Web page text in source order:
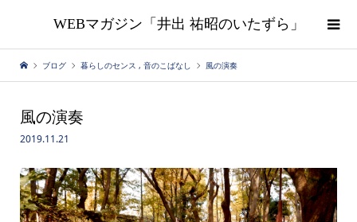
WEBマガジン「井出 祐昭のいたずら」
ブログ 暮らしのセンス , 音のこばなし 風の演奏
風の演奏
2019.11.21